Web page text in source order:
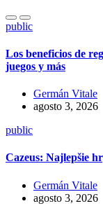
public
Los beneficios de
juegos y más
Germán Vitale
agosto 3, 2026
public
Cazeus: Najlepšie
Germán Vitale
agosto 3, 2026